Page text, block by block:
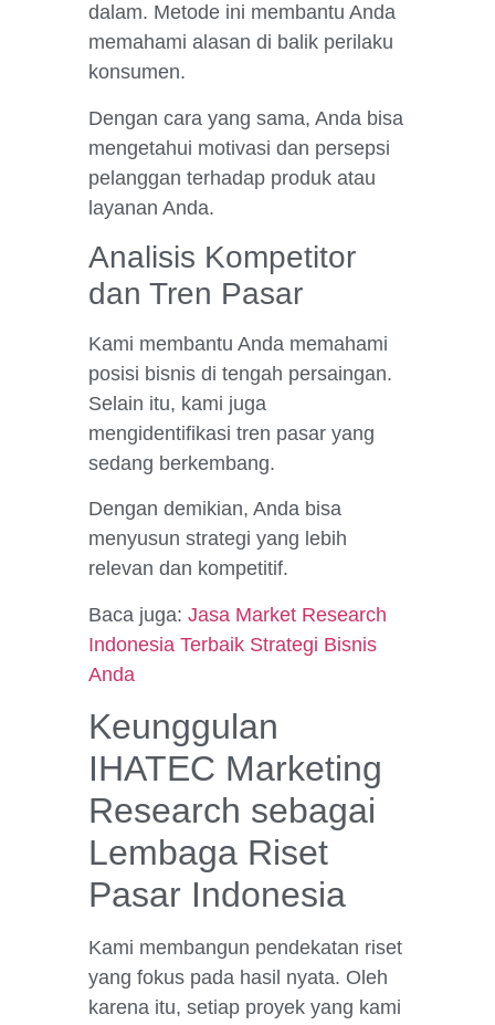
dalam. Metode ini membantu Anda
memahami alasan di balik perilaku
konsumen.
Dengan cara yang sama, Anda bisa
mengetahui motivasi dan persepsi
pelanggan terhadap produk atau
layanan Anda.
Analisis Kompetitor
dan Tren Pasar
Kami membantu Anda memahami
posisi bisnis di tengah persaingan.
Selain itu, kami juga
mengidentifikasi tren pasar yang
sedang berkembang.
Dengan demikian, Anda bisa
menyusun strategi yang lebih
relevan dan kompetitif.
Baca juga: Jasa Market Research
Indonesia Terbaik Strategi Bisnis
Anda
Keunggulan
IHATEC Marketing
Research sebagai
Lembaga Riset
Pasar Indonesia
Kami membangun pendekatan riset
yang fokus pada hasil nyata. Oleh
karena itu, setiap proyek yang kami